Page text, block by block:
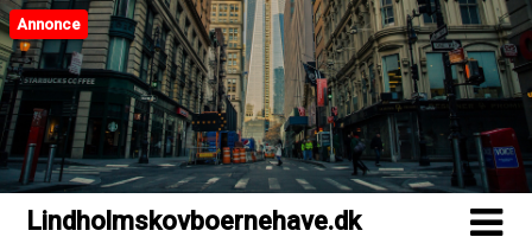
Lindholmskovboernehave.dk
Annonce
Lindholmskovboernehave.dk